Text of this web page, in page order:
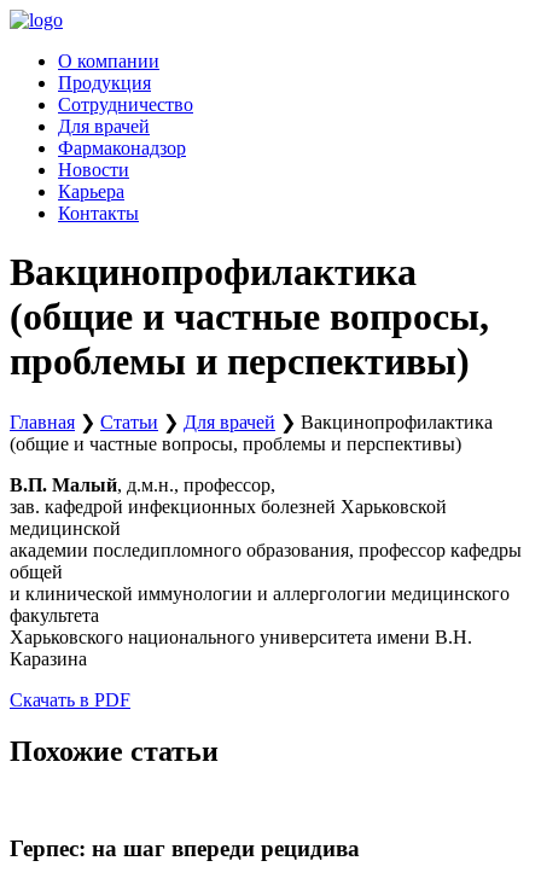
Перейти
содержимому
О компании
Продукция
Сотрудничество
Для врачей
Фармаконадзор
Новости
Карьера
Контакты
Вакцинопрофилактика
(общие и частные вопросы,
проблемы и перспективы)
Главная ❯ Статьи ❯ Для врачей ❯ Вакцинопрофилактика
(общие и частные вопросы, проблемы и перспективы)
В.П. Малый, д.м.н., профессор,
зав. кафедрой инфекционных болезней Харьковской
медицинской
академии последипломного образования, профессор кафедры
общей
и клинической иммунологии и аллергологии медицинского
факультета
Харьковского национального университета имени В.Н.
Каразина
Скачать в PDF
Похожие статьи
Герпес: на шаг впереди рецидива